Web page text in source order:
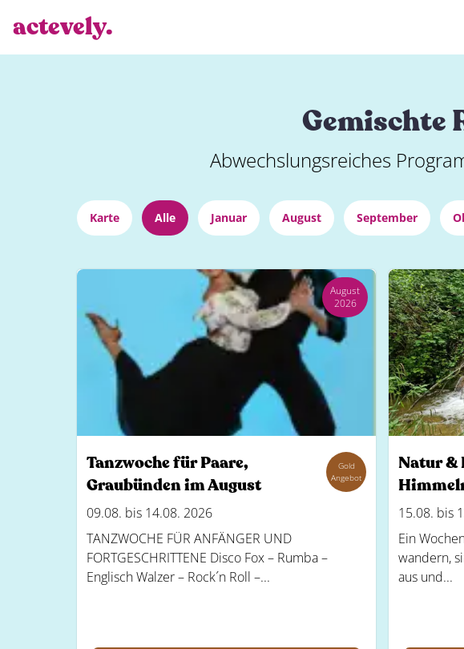
actevely.
Gemischte
Abwechslungsreiches
Karte Alle Januar August September
August
2026
Tanzwoche für Paare,
Graubünden im August
Gold
Angebot
09.08. bis 14.08. 2026
TANZWOCHE FÜR ANFÄNGER UND
FORTGESCHRITTENE Disco Fox – Rumba –
Englisch Walzer – Rock´n Roll –...
Natur &
15.08. bis
Ein
wandern,
aus und...